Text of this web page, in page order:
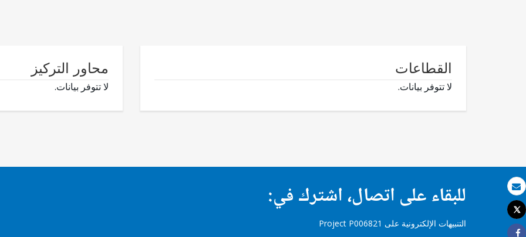
بريد الكتروني
طباعة
Tweet
القطاعات
لا تتوفر بيانات.
محاور التركيز
لا تتوفر بيانات.
للبقاء على اتصال، اشترك في:
التنبيهات الإلكترونية على Project P006821